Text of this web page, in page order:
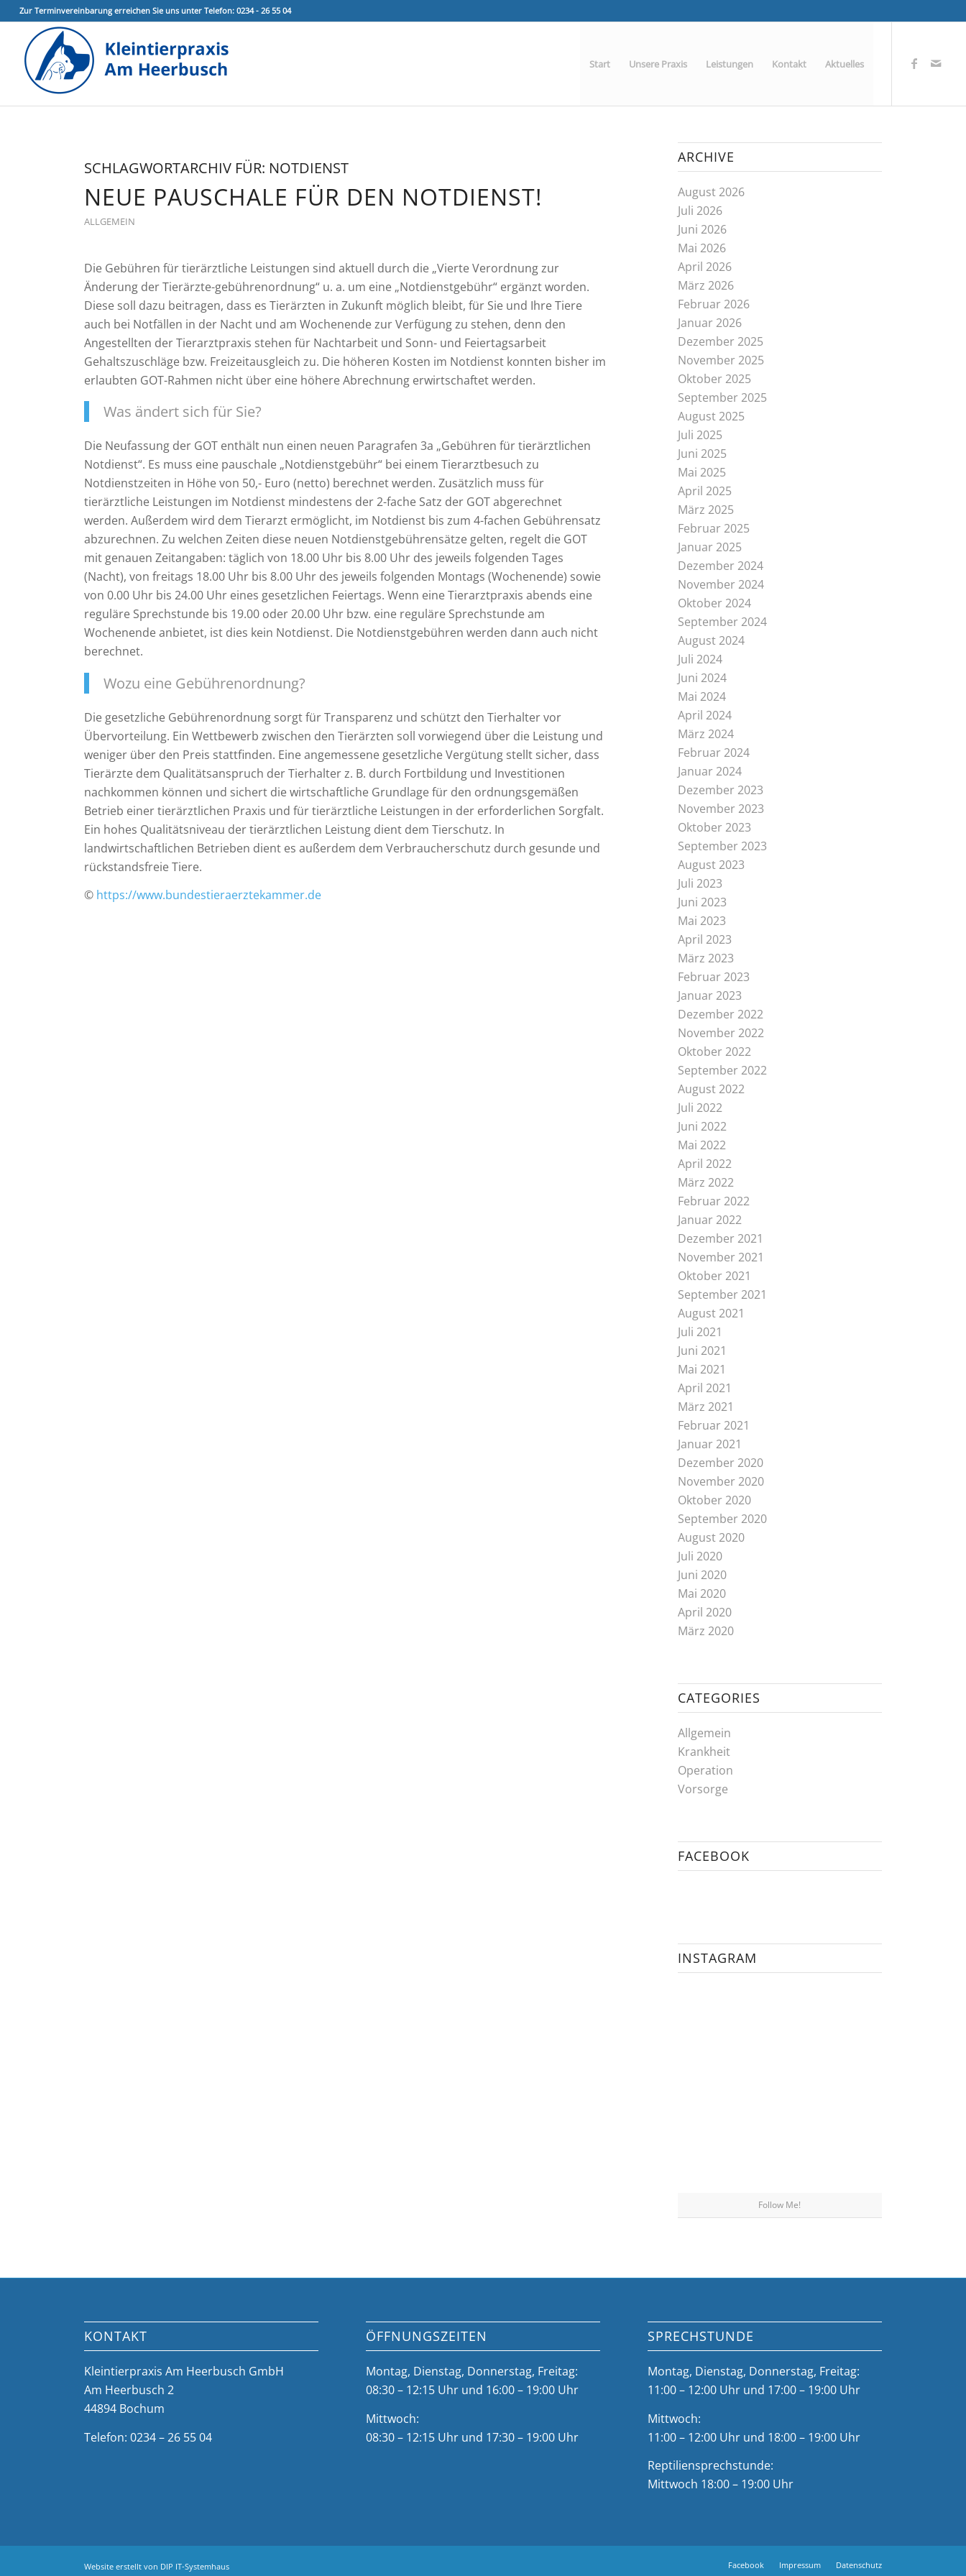
Zur Terminvereinbarung erreichen Sie uns unter Telefon: 0234 - 26 55 04
Start Unsere Praxis Leistungen Kontakt Aktuelles
SCHLAGWORTARCHIV FÜR: NOTDIENST
NEUE PAUSCHALE FÜR DEN NOTDIENST!
ALLGEMEIN
Die Gebühren für tierärztliche Leistungen sind aktuell durch die „Vierte Verordnung zur
Änderung der Tierärzte-gebührenordnung“ u. a. um eine „Notdienstgebühr“ ergänzt worden.
Diese soll dazu beitragen, dass es Tierärzten in Zukunft möglich bleibt, für Sie und Ihre Tiere
auch bei Notfällen in der Nacht und am Wochenende zur Verfügung zu stehen, denn den
Angestellten der Tierarztpraxis stehen für Nachtarbeit und Sonn- und Feiertagsarbeit
Gehaltszuschläge bzw. Freizeitausgleich zu. Die höheren Kosten im Notdienst konnten bisher im
erlaubten GOT-Rahmen nicht über eine höhere Abrechnung erwirtschaftet werden.
Was ändert sich für Sie?
Die Neufassung der GOT enthält nun einen neuen Paragrafen 3a „Gebühren für tierärztlichen
Notdienst“. Es muss eine pauschale „Notdienstgebühr“ bei einem Tierarztbesuch zu
Notdienstzeiten in Höhe von 50,- Euro (netto) berechnet werden. Zusätzlich muss für
tierärztliche Leistungen im Notdienst mindestens der 2-fache Satz der GOT abgerechnet
werden. Außerdem wird dem Tierarzt ermöglicht, im Notdienst bis zum 4-fachen Gebührensatz
abzurechnen. Zu welchen Zeiten diese neuen Notdienstgebührensätze gelten, regelt die GOT
mit genauen Zeitangaben: täglich von 18.00 Uhr bis 8.00 Uhr des jeweils folgenden Tages
(Nacht), von freitags 18.00 Uhr bis 8.00 Uhr des jeweils folgenden Montags (Wochenende) sowie
von 0.00 Uhr bis 24.00 Uhr eines gesetzlichen Feiertags. Wenn eine Tierarztpraxis abends eine
reguläre Sprechstunde bis 19.00 oder 20.00 Uhr bzw. eine reguläre Sprechstunde am
Wochenende anbietet, ist dies kein Notdienst. Die Notdienstgebühren werden dann auch nicht
berechnet.
Wozu eine Gebührenordnung?
Die gesetzliche Gebührenordnung sorgt für Transparenz und schützt den Tierhalter vor
Übervorteilung. Ein Wettbewerb zwischen den Tierärzten soll vorwiegend über die Leistung und
weniger über den Preis stattfinden. Eine angemessene gesetzliche Vergütung stellt sicher, dass
Tierärzte dem Qualitätsanspruch der Tierhalter z. B. durch Fortbildung und Investitionen
nachkommen können und sichert die wirtschaftliche Grundlage für den ordnungsgemäßen
Betrieb einer tierärztlichen Praxis und für tierärztliche Leistungen in der erforderlichen Sorgfalt.
Ein hohes Qualitätsniveau der tierärztlichen Leistung dient dem Tierschutz. In
landwirtschaftlichen Betrieben dient es außerdem dem Verbraucherschutz durch gesunde und
rückstandsfreie Tiere.
© https://www.bundestieraerztekammer.de
ARCHIVE
August 2026
Juli 2026
Juni 2026
Mai 2026
April 2026
März 2026
Februar 2026
Januar 2026
Dezember 2025
November 2025
Oktober 2025
September 2025
August 2025
Juli 2025
Juni 2025
Mai 2025
April 2025
März 2025
Februar 2025
Januar 2025
Dezember 2024
November 2024
Oktober 2024
September 2024
August 2024
Juli 2024
Juni 2024
Mai 2024
April 2024
März 2024
Februar 2024
Januar 2024
Dezember 2023
November 2023
Oktober 2023
September 2023
August 2023
Juli 2023
Juni 2023
Mai 2023
April 2023
März 2023
Februar 2023
Januar 2023
Dezember 2022
November 2022
Oktober 2022
September 2022
August 2022
Juli 2022
Juni 2022
Mai 2022
April 2022
März 2022
Februar 2022
Januar 2022
Dezember 2021
November 2021
Oktober 2021
September 2021
August 2021
Juli 2021
Juni 2021
Mai 2021
April 2021
März 2021
Februar 2021
Januar 2021
Dezember 2020
November 2020
Oktober 2020
September 2020
August 2020
Juli 2020
Juni 2020
Mai 2020
April 2020
März 2020
CATEGORIES
Allgemein
Krankheit
Operation
Vorsorge
FACEBOOK
INSTAGRAM
Follow Me!
KONTAKT
Kleintierpraxis Am Heerbusch GmbH
Am Heerbusch 2
44894 Bochum
Telefon: 0234 – 26 55 04
ÖFFNUNGSZEITEN
Montag, Dienstag, Donnerstag, Freitag:
08:30 – 12:15 Uhr und 16:00 – 19:00 Uhr
Mittwoch:
08:30 – 12:15 Uhr und 17:30 – 19:00 Uhr
SPRECHSTUNDE
Montag, Dienstag, Donnerstag, Freitag:
11:00 – 12:00 Uhr und 17:00 – 19:00 Uhr
Mittwoch:
11:00 – 12:00 Uhr und 18:00 – 19:00 Uhr
Reptiliensprechstunde:
Mittwoch 18:00 – 19:00 Uhr
Website erstellt von DIP IT-Systemhaus Facebook Impressum Datenschutz